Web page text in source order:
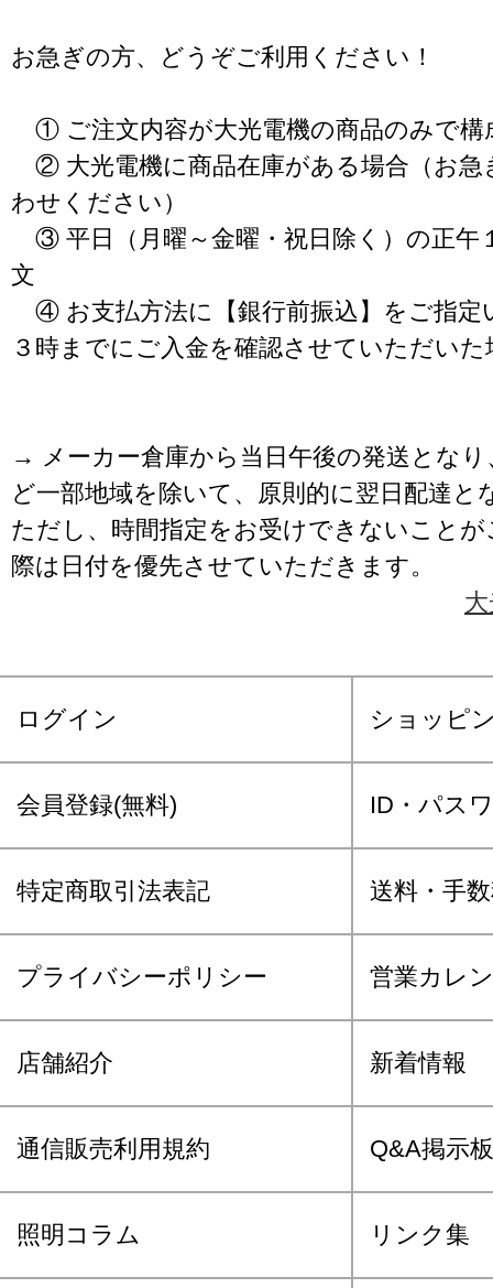
お急ぎの方、どうぞご利用ください！
① ご注文内容が大光電機の商品のみで構
② 大光電機に商品在庫がある場合（お急
わせください）
③ 平日（月曜～金曜・祝日除く）の正午
文
④ お支払方法に【銀行前振込】をご指定
３時までにご入金を確認させていただいた
→ メーカー倉庫から当日午後の発送となり
ど一部地域を除いて、原則的に翌日配達と
ただし、時間指定をお受けできないこと
際は日付を優先させていただきます。
ログイン ショッピ
会員登録(無料) ID・パス
特定商取引法表記 送料・手
プライバシーポリシー 営業カレ
店舗紹介 新着情報
通信販売利用規約 Q&A掲示板
照明コラム リンク集